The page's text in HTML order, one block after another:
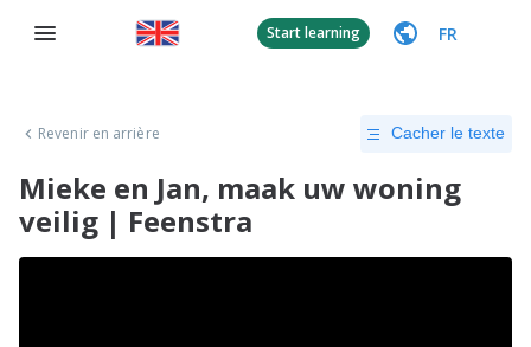
Start learning FR
Revenir en arrière Cacher le texte
Mieke en Jan, maak uw woning
veilig | Feenstra